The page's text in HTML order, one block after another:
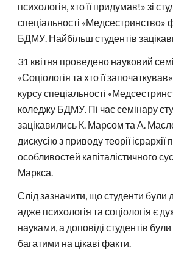
психологія, хто її придумав!» зі
спеціальності «Медсестринство»
БДМУ. Найбільш студентів
31 квітня проведено науковий
«Соціологія та хто її
курсу спеціальності
коледжу БДМУ. Пі час семінару
зацікавились К. Марсом та А.
дискусію з приводу теорії ієрархії
особливостей капіталістичного
Маркса.
Слід зазначити, що студенти були
адже психологія та соціологія є
науками, а доповіді студентів
багатими на цікаві факти.